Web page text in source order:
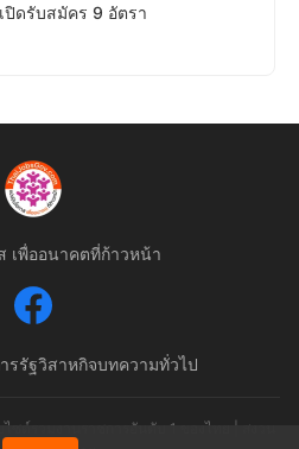
ดรับสมัคร 9 อัตรา
เพื่ออนาคตที่ก้าวหน้า
รรัฐวิสาหกิจบทความทั่วไป
ซต์รวมงานราชการอันดับ 1 ของไทย | สงวน